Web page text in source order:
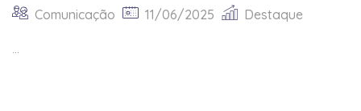
Comunicação 11/06/2025 Destaque